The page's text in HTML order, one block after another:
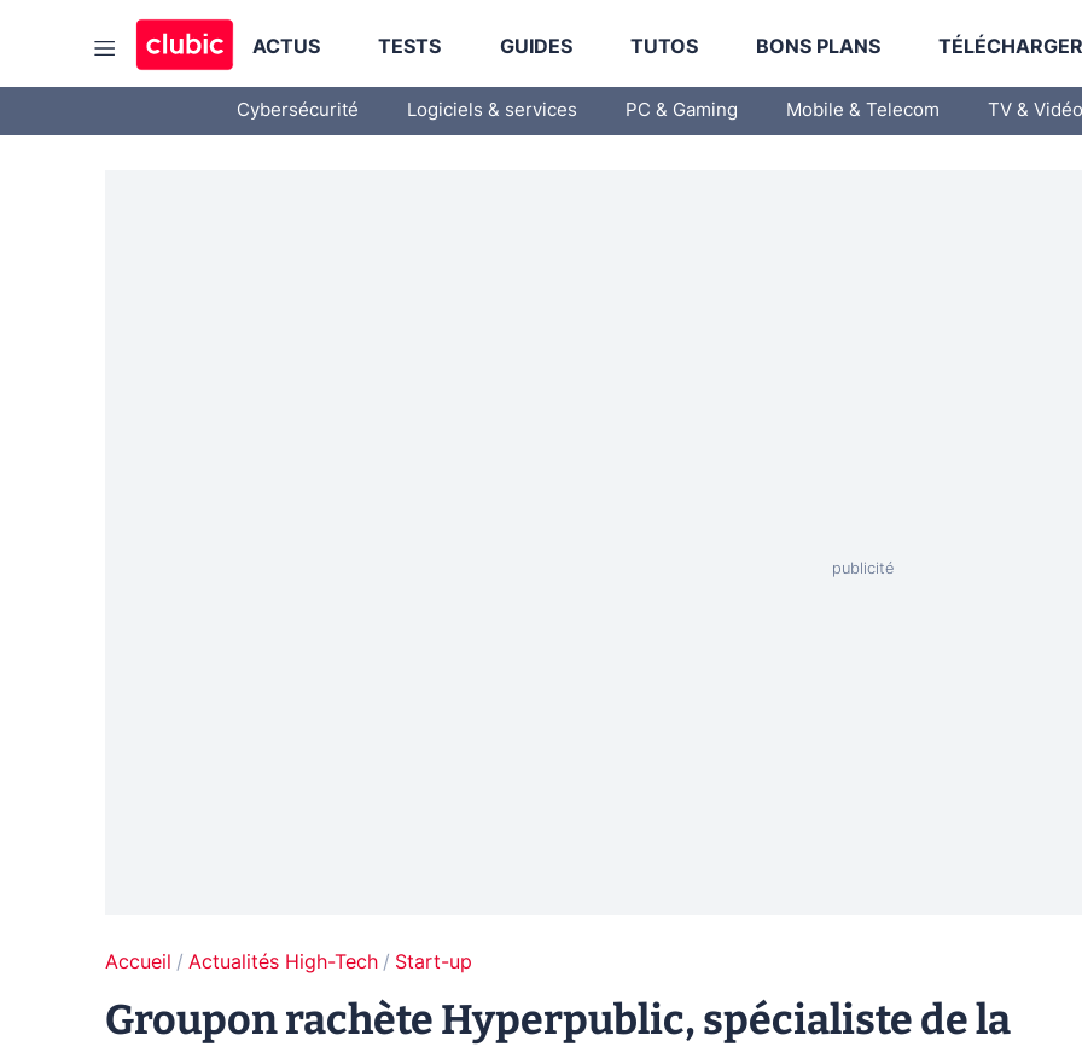
ACTUS TESTS GUIDES TUTOS BONS PLANS
Cybersécurité Logiciels & services PC & Gaming Mobile & Telecom TV & Vidéo
Accueil Actualités High-Tech Start-up
Groupon rachète Hyperpublic, spécialiste de la